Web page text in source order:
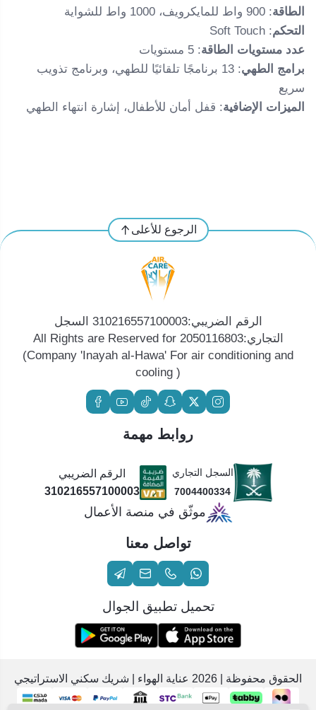
الطاقة: 900 واط للمايكرويف، 1000 واط للشواية
التحكم: Soft Touch
عدد مستويات الطاقة: 5 مستويات
برامج الطهي
: 13 برنامجًا تلقائيًا للطهي، وبرنامج تذويب
سريع
الميزات الإضافية: قفل أمان للأطفال، إشارة انتهاء الطهي
الرجوع للأعلى
الرقم الضريبي:310216557100003 السجل
التجاري:2050116803 All Rights are Reserved for
(Company 'Inayah al-Hawa' For air conditioning and
cooling )
روابط مهمة
السجل التجاري
7004400334
الرقم الضريبي
310216557100003
موثّق في منصة الأعمال
تواصل معنا
تحميل تطبيق الجوال
الحقوق محفوظة | 2026 عناية الهواء | شريك سكني الاستراتيجي